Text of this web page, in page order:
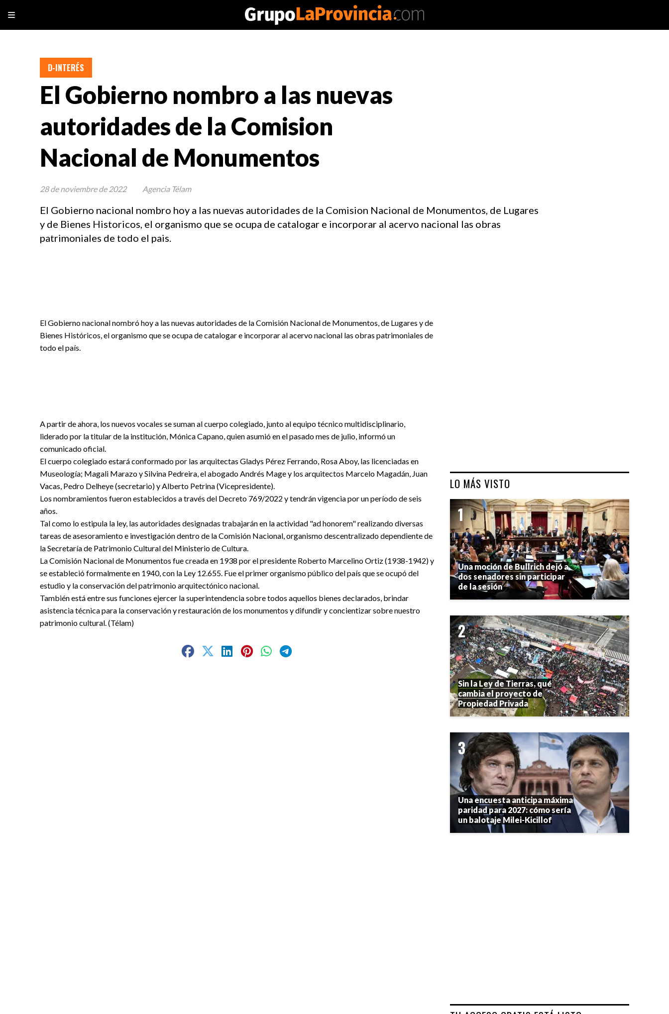
El Gobierno nombro a las nuevas
autoridades de la Comision
Nacional de Monumentos
El Gobierno nacional nombro hoy a las nuevas autoridades de la Comision Nacional de Monumentos, de Lugares
y de Bienes Historicos, el organismo que se ocupa de catalogar e incorporar al acervo nacional las obras
patrimoniales de todo el pais.
D-INTERÉS
28 de noviembre de 2022 Agencia Télam
El Gobierno nacional nombró hoy a las nuevas autoridades de la Comisión Nacional de Monumentos, de Lugares y de
Bienes Históricos, el organismo que se ocupa de catalogar e incorporar al acervo nacional las obras patrimoniales de
todo el país.
A partir de ahora, los nuevos vocales se suman al cuerpo colegiado, junto al equipo técnico multidisciplinario,
liderado por la titular de la institución, Mónica Capano, quien asumió en el pasado mes de julio, informó un
comunicado oficial.
El cuerpo colegiado estará conformado por las arquitectas Gladys Pérez Ferrando, Rosa Aboy, las licenciadas en
Museología; Magali Marazo y Silvina Pedreira, el abogado Andrés Mage y los arquitectos Marcelo Magadán, Juan
Vacas, Pedro Delheye (secretario) y Alberto Petrina (Vicepresidente).
Los nombramientos fueron establecidos a través del Decreto 769/2022 y tendrán vigencia por un período de seis
años.
Tal como lo estipula la ley, las autoridades designadas trabajarán en la actividad "ad honorem" realizando diversas
tareas de asesoramiento e investigación dentro de la Comisión Nacional, organismo descentralizado dependiente de
la Secretaría de Patrimonio Cultural del Ministerio de Cultura.
La Comisión Nacional de Monumentos fue creada en 1938 por el presidente Roberto Marcelino Ortiz (1938-1942) y
se estableció formalmente en 1940, con la Ley 12.655. Fue el primer organismo público del país que se ocupó del
estudio y la conservación del patrimonio arquitectónico nacional.
También está entre sus funciones ejercer la superintendencia sobre todos aquellos bienes declarados, brindar
asistencia técnica para la conservación y restauración de los monumentos y difundir y concientizar sobre nuestro
patrimonio cultural. (Télam)
LO MÁS VISTO
Una moción de Bullrich dejó a
dos senadores sin participar
de la sesión
Sin la Ley de Tierras, qué
cambia el proyecto de
Propiedad Privada
Una encuesta anticipa máxima
paridad para 2027: cómo sería
un balotaje Milei-Kicillof